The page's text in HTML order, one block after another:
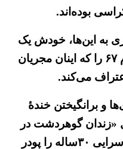
بوده‌اند.
به این‌ها، خودش یک
سند است که وی، اصل قتل‌عام ۶۷ را که اینان مجریان
می‌کند.
و برانگیختن خندهٔ
گوهردشت در
ایران نداریم»، «من یک داستان‌سرایی ۳۰ساله را پودر